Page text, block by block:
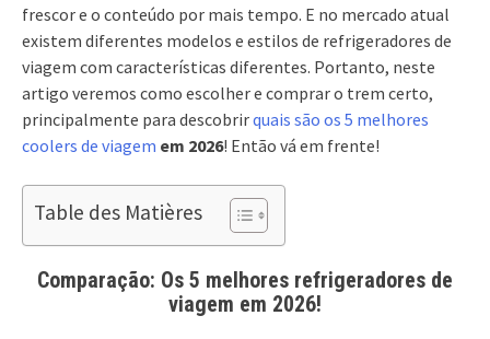
frescor e o conteúdo por mais tempo. E no mercado atual
existem diferentes modelos e estilos de refrigeradores de
viagem com características diferentes. Portanto, neste
artigo veremos como escolher e comprar o trem certo,
principalmente para descobrirquais são os 5 melhores
coolers de viagem em 2026! Então vá em frente!
Table des Matières
Comparação: Os 5 melhores refrigeradores de
viagem em 2026!